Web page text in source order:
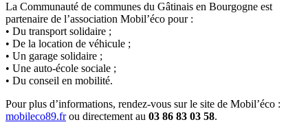
La Communauté de communes du Gâtinais en Bourgogne est
partenaire de l’association Mobil’éco pour :
• Du transport solidaire ;
• De la location de véhicule ;
• Un garage solidaire ;
• Une auto-école sociale ;
• Du conseil en mobilité.
Pour plus d’informations, rendez-vous sur le site de Mobil’éco :
mobileco89.frou directement au 03 86 83 03 58.